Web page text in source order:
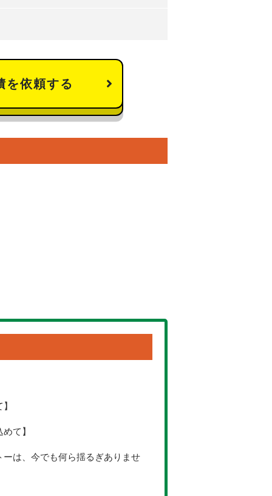
を依頼する
て】
は、今でも何ら揺るぎありませ